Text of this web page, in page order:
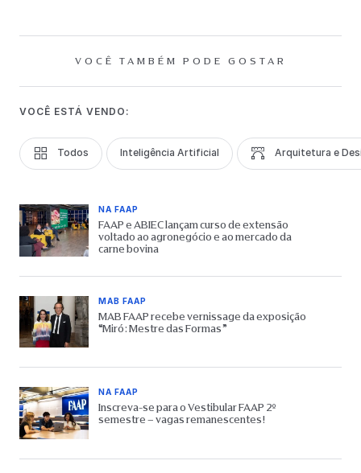
VOCÊ TAMBÉM PODE GOSTAR
VOCÊ ESTÁ VENDO:
Todos Inteligência Artificial Arquitetura e
NA FAAP
FAAP e ABIEC lançam curso de extensão
voltado ao agronegócio e ao mercado da
carne bovina
MAB FAAP
MAB FAAP recebe vernissage da exposição
“Miró: Mestre das Formas”
NA FAAP
Inscreva-se para o Vestibular FAAP 2º
semestre – vagas remanescentes!